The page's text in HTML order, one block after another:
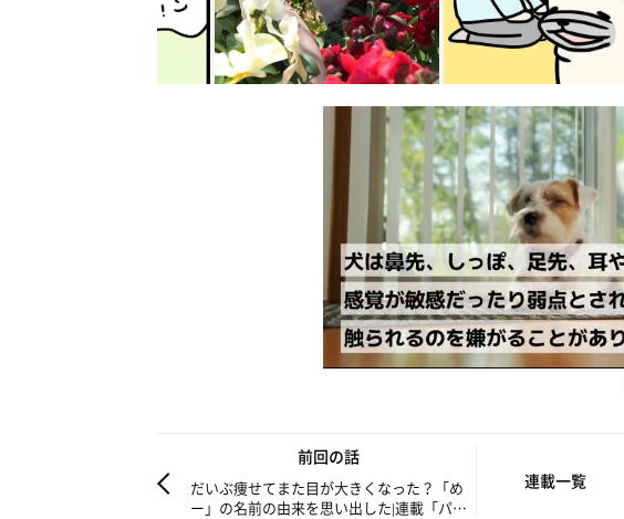
前回の話
だいぶ痩せてまた目が大きくなった？「め
ー」の名前の由来を思い出した|連載「パグ
連載一覧